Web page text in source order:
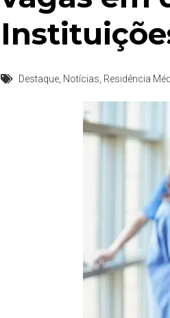
Destaque Notícias Residência